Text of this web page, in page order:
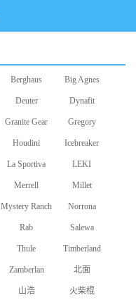
Berghaus Big Agnes
Deuter Dynafit
Granite Gear Gregory
Houdini Icebreaker
La Sportiva LEKI
Merrell Millet
Mystery Ranch Norrona
Rab Salewa
Thule Timberland
Zamberlan 北面
山浩 火柴棍